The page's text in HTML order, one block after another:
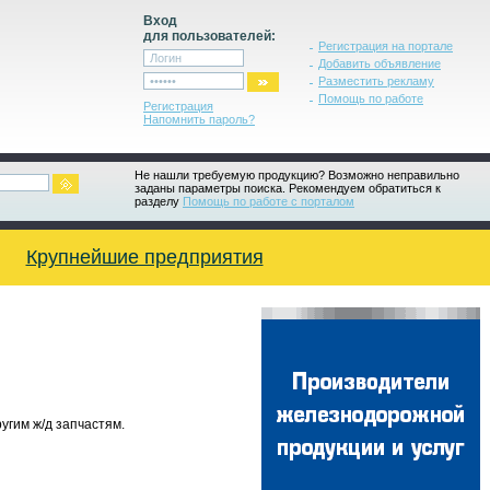
Вход
для пользователей:
Регистрация
Напомнить пароль?
Регистрация на портале
Добавить объявление
Разместить рекламу
Помощь по работе
Не нашли требуемую продукцию? Возможно неправильно
заданы параметры поиска. Рекомендуем обратиться к
разделу Помощь по работе с порталом
Крупнейшие предприятия
ж/д запчастям.